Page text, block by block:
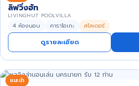
ลิฟวิ่งฮัท
LIVINGHUT POOLVILLA
4 ห้องนอน คาราโอเกะ สไลเดอร์
ดูรายละเอียด
แนะนำ